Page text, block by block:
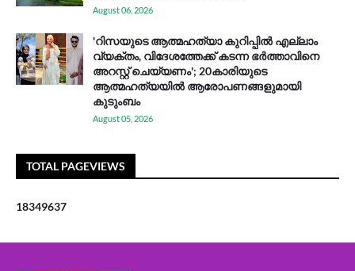
August 06, 2026
'റിസയുടെ ആത്മഹത്യാ കുറിപ്പിൽ എല്ലാം
വ്യക്തം, വിദേശത്തേക്ക് കടന്ന ഭർത്താവിനെ
അറസ്റ്റ് ചെയ്യണം'; 20കാരിയുടെ
ആത്മഹത്യയിൽ ആരോപണങ്ങളുമായി
കുടുംബം
August 05, 2026
TOTAL PAGEVIEWS
18349637